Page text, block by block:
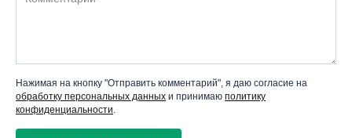
Нажимая на кнопку "Отправить комментарий", я даю согласие на
обработку персональных данных и принимаю политику
конфиденциальности